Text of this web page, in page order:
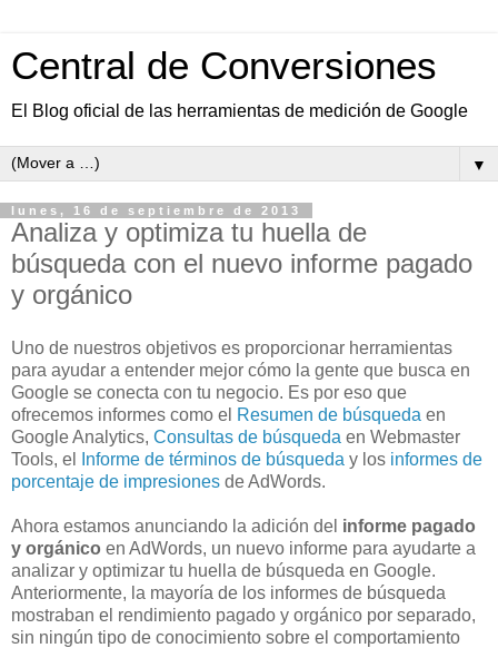
Central de Conversiones
El Blog oficial de las herramientas de medición de Google
▼
lunes, 16 de septiembre de 2013
Analiza y optimiza tu huella de
búsqueda con el nuevo informe pagado
y orgánico
Uno de nuestros objetivos es proporcionar herramientas
para ayudar a entender mejor cómo la gente que busca en
Google se conecta con tu negocio. Es por eso que
ofrecemos informes como el Resumen de búsqueda en
Google Analytics, Consultas de búsqueda en Webmaster
Tools, el
Informe de términos de búsqueda y los informes de
porcentaje de impresiones de AdWords.
Ahora estamos anunciando la adición del informe pagado
y orgánico en AdWords, un nuevo informe para ayudarte a
analizar y optimizar tu huella de búsqueda en Google.
Anteriormente, la mayoría de los informes de búsqueda
mostraban el rendimiento pagado y orgánico por separado,
sin ningún tipo de conocimiento sobre el comportamiento